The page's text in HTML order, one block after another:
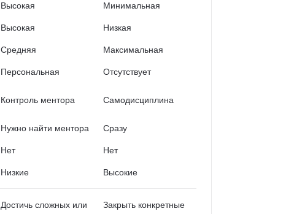
Высокая Минимальная
Высокая Низкая
Средняя Максимальная
Персональная Отсутствует
Контроль ментора Самодисциплина
Нужно найти ментора Сразу
Нет Нет
Низкие Высокие
Достичь сложных или
Закрыть конкретные